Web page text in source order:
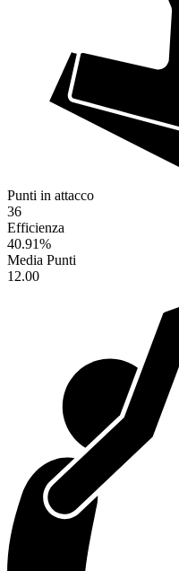
Punti in attacco
36
Efficienza
40.91%
Media Punti
12.00